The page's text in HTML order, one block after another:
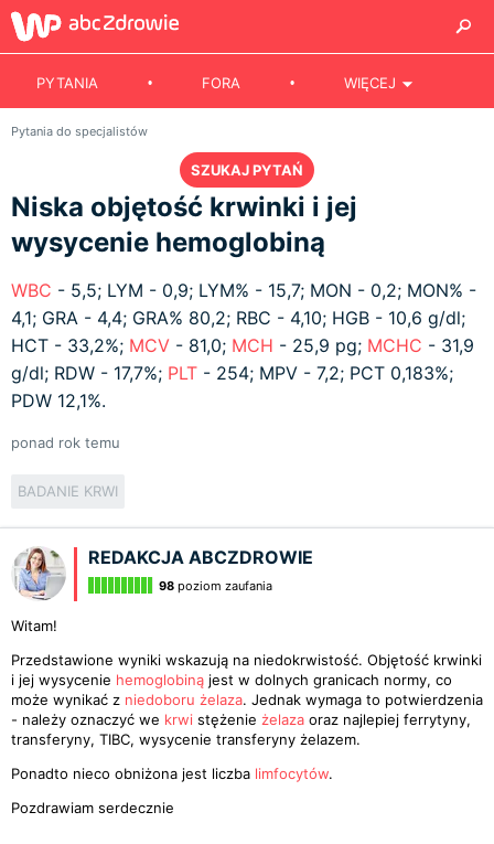
PYTANIA FORA WIĘCEJ
Pytania do specjalistów
SZUKAJ PYTAŃ
Niska objętość krwinki i jej
wysycenie hemoglobiną
WBC - 5,5; LYM - 0,9; LYM% - 15,7; MON - 0,2; MON% -
4,1; GRA - 4,4; GRA% 80,2; RBC - 4,10; HGB - 10,6 g/dl;
HCT - 33,2%; MCV - 81,0; MCH - 25,9 pg; MCHC - 31,9
g/dl; RDW - 17,7%; PLT - 254; MPV - 7,2; PCT 0,183%;
PDW 12,1%.
ponad rok temu
BADANIE KRWI
REDAKCJA ABCZDROWIE
98 poziom zaufania
Witam!
Przedstawione wyniki wskazują na niedokrwistość. Objętość krwinki
i jej wysycenie hemoglobiną jest w dolnych granicach normy, co
może wynikać z niedoboru żelaza. Jednak wymaga to potwierdzenia
- należy oznaczyć we krwi stężenie żelaza oraz najlepiej ferrytyny,
transferyny, TIBC, wysycenie transferyny żelazem.
Ponadto nieco obniżona jest liczba limfocytów.
Pozdrawiam serdecznie